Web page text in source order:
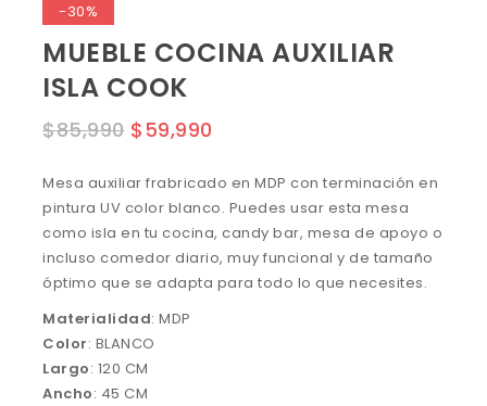
-30%
MUEBLE COCINA AUXILIAR
ISLA COOK
$85,990 $ 59,990
Mesa auxiliar frabricado en MDP con terminación en
pintura UV color blanco. Puedes usar esta mesa
como isla en tu cocina, candy bar, mesa de apoyo o
incluso comedor diario, muy funcional y de tamaño
óptimo que se adapta para todo lo que necesites.
Materialidad: MDP
Color: BLANCO
Largo: 120 CM
Ancho: 45 CM